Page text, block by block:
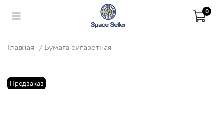
0
Главная Бумага сигаретная
Предзаказ